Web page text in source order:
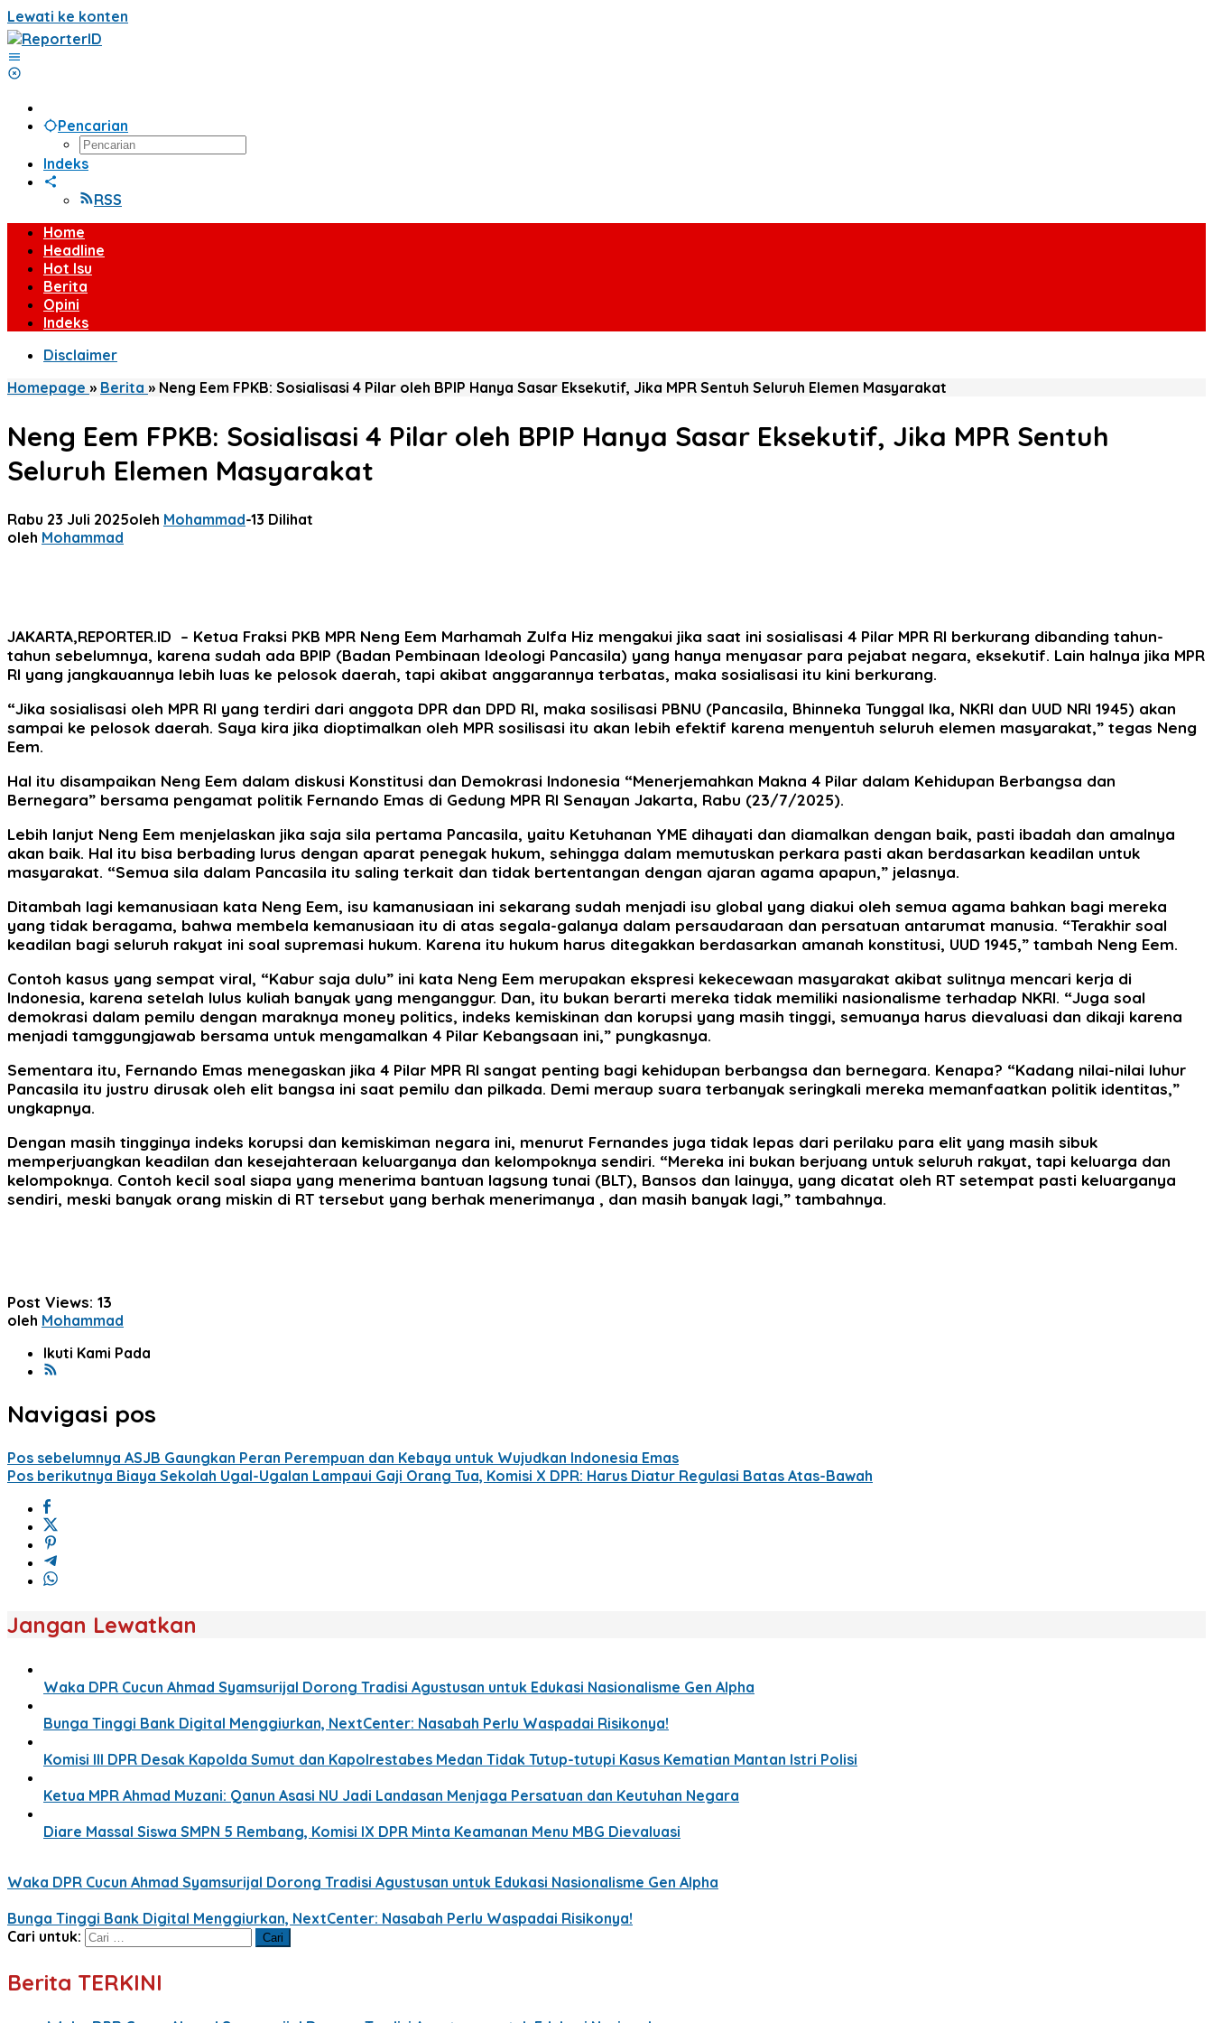
Lewati ke konten
Pencarian
Indeks
RSS
Home
Headline
Hot Isu
Berita
Opini
Indeks
Disclaimer
Homepage » Berita » Neng Eem FPKB: Sosialisasi 4 Pilar oleh BPIP Hanya Sasar Eksekutif, Jika MPR Sentuh Seluruh Elemen Masyarakat
Neng Eem FPKB: Sosialisasi 4 Pilar oleh BPIP Hanya Sasar Eksekutif, Jika MPR Sentuh
Seluruh Elemen Masyarakat
Rabu 23 Juli 2025oleh Mohammad-13 Dilihat
oleh Mohammad
JAKARTA,REPORTER.ID – Ketua Fraksi PKB MPR Neng Eem Marhamah Zulfa Hiz mengakui jika saat ini sosialisasi 4 Pilar MPR RI berkurang dibanding tahun-
tahun sebelumnya, karena sudah ada BPIP (Badan Pembinaan Ideologi Pancasila) yang hanya menyasar para pejabat negara, eksekutif. Lain halnya jika MPR
RI yang jangkauannya lebih luas ke pelosok daerah, tapi akibat anggarannya terbatas, maka sosialisasi itu kini berkurang.
“Jika sosialisasi oleh MPR RI yang terdiri dari anggota DPR dan DPD RI, maka sosilisasi PBNU (Pancasila, Bhinneka Tunggal Ika, NKRI dan UUD NRI 1945) akan
sampai ke pelosok daerah. Saya kira jika dioptimalkan oleh MPR sosilisasi itu akan lebih efektif karena menyentuh seluruh elemen masyarakat,” tegas Neng
Eem.
Hal itu disampaikan Neng Eem dalam diskusi Konstitusi dan Demokrasi Indonesia “Menerjemahkan Makna 4 Pilar dalam Kehidupan Berbangsa dan
Bernegara” bersama pengamat politik Fernando Emas di Gedung MPR RI Senayan Jakarta, Rabu (23/7/2025).
Lebih lanjut Neng Eem menjelaskan jika saja sila pertama Pancasila, yaitu Ketuhanan YME dihayati dan diamalkan dengan baik, pasti ibadah dan amalnya
akan baik. Hal itu bisa berbading lurus dengan aparat penegak hukum, sehingga dalam memutuskan perkara pasti akan berdasarkan keadilan untuk
masyarakat. “Semua sila dalam Pancasila itu saling terkait dan tidak bertentangan dengan ajaran agama apapun,” jelasnya.
Ditambah lagi kemanusiaan kata Neng Eem, isu kamanusiaan ini sekarang sudah menjadi isu global yang diakui oleh semua agama bahkan bagi mereka
yang tidak beragama, bahwa membela kemanusiaan itu di atas segala-galanya dalam persaudaraan dan persatuan antarumat manusia. “Terakhir soal
keadilan bagi seluruh rakyat ini soal supremasi hukum. Karena itu hukum harus ditegakkan berdasarkan amanah konstitusi, UUD 1945,” tambah Neng Eem.
Contoh kasus yang sempat viral, “Kabur saja dulu” ini kata Neng Eem merupakan ekspresi kekecewaan masyarakat akibat sulitnya mencari kerja di
Indonesia, karena setelah lulus kuliah banyak yang menganggur. Dan, itu bukan berarti mereka tidak memiliki nasionalisme terhadap NKRI. “Juga soal
demokrasi dalam pemilu dengan maraknya money politics, indeks kemiskinan dan korupsi yang masih tinggi, semuanya harus dievaluasi dan dikaji karena
menjadi tamggungjawab bersama untuk mengamalkan 4 Pilar Kebangsaan ini,” pungkasnya.
Sementara itu, Fernando Emas menegaskan jika 4 Pilar MPR RI sangat penting bagi kehidupan berbangsa dan bernegara. Kenapa? “Kadang nilai-nilai luhur
Pancasila itu justru dirusak oleh elit bangsa ini saat pemilu dan pilkada. Demi meraup suara terbanyak seringkali mereka memanfaatkan politik identitas,”
ungkapnya.
Dengan masih tingginya indeks korupsi dan kemiskiman negara ini, menurut Fernandes juga tidak lepas dari perilaku para elit yang masih sibuk
memperjuangkan keadilan dan kesejahteraan keluarganya dan kelompoknya sendiri. “Mereka ini bukan berjuang untuk seluruh rakyat, tapi keluarga dan
kelompoknya. Contoh kecil soal siapa yang menerima bantuan lagsung tunai (BLT), Bansos dan lainyya, yang dicatat oleh RT setempat pasti keluarganya
sendiri, meski banyak orang miskin di RT tersebut yang berhak menerimanya , dan masih banyak lagi,” tambahnya.
Post Views: 13
oleh Mohammad
Ikuti Kami Pada
Navigasi pos
Pos sebelumnya ASJB Gaungkan Peran Perempuan dan Kebaya untuk Wujudkan Indonesia Emas
Pos berikutnya Biaya Sekolah Ugal-Ugalan Lampaui Gaji Orang Tua, Komisi X DPR: Harus Diatur Regulasi Batas Atas-Bawah
Jangan Lewatkan
Waka DPR Cucun Ahmad Syamsurijal Dorong Tradisi Agustusan untuk Edukasi Nasionalisme Gen Alpha
Bunga Tinggi Bank Digital Menggiurkan, NextCenter: Nasabah Perlu Waspadai Risikonya!
Komisi III DPR Desak Kapolda Sumut dan Kapolrestabes Medan Tidak Tutup-tutupi Kasus Kematian Mantan Istri Polisi
Ketua MPR Ahmad Muzani: Qanun Asasi NU Jadi Landasan Menjaga Persatuan dan Keutuhan Negara
Diare Massal Siswa SMPN 5 Rembang, Komisi IX DPR Minta Keamanan Menu MBG Dievaluasi
Waka DPR Cucun Ahmad Syamsurijal Dorong Tradisi Agustusan untuk Edukasi Nasionalisme Gen Alpha
Bunga Tinggi Bank Digital Menggiurkan, NextCenter: Nasabah Perlu Waspadai Risikonya!
Cari untuk:
Berita TERKINI